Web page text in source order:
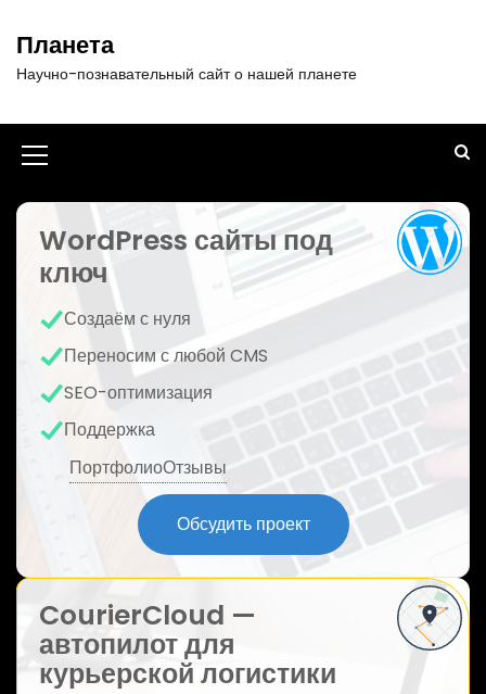
т
Планета
Научно-познавательный сайт о нашей планете
И
к
о
н
к
а
м
WordPress сайты под
ключ
Создаём с нуля
Переносим с любой CMS
SEO-оптимизация
Поддержка
ПортфолиоОтзывы
Обсудить проект
CourierCloud —
автопилот для
курьерской логистики